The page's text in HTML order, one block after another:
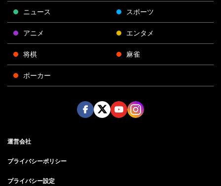
ニュース スポーツ
アニメ エンタメ
将棋 麻雀
ポーカー
運営会社
プライバシーポリシー
プライバシー設定